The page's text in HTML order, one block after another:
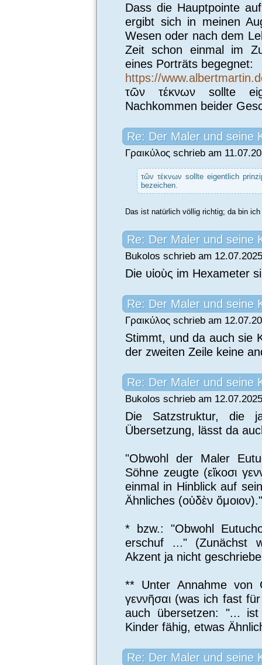
Dass die Hauptpointe
ergibt sich in meinen
Wesen oder nach dem
Zeit schon einmal im
eines Porträts begegnet:
https://
τῶν τέκνων sollte
Nachkommen beider
Re: Der Maler und seine
Γραικύλος schrieb am
τῶν τέκνων sollte eigentlich
bezeichen.
Das ist natürlich völlig richtig; da bin
Re: Der Maler und seine
Bukolos schrieb am
Die υἱοὺς im Hexameter
Re: Der Maler und seine
Γραικύλος schrieb am
Stimmt, und da auch sie
der zweiten Zeile keine
Re: Der Maler und seine
Bukolos schrieb am
Die Satzstruktur, die
Übersetzung, lässt da
"Obwohl der Maler
Söhne zeugte (εἴκοσι
einmal in Hinblick auf
Ähnliches (οὑδὲν ὅμοιον)."
* bzw.: "Obwohl
erschuf ..." (Zunächst
Akzent ja nicht
** Unter Annahme von
γεννῆσαι (was ich fast
auch übersetzen: "...
Kinder fähig, etwas
Re: Der Maler und seine